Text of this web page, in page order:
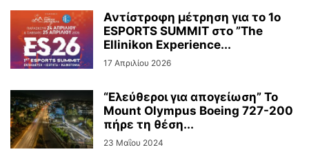
Αντίστροφη μέτρηση για το 1ο
ESPORTS SUMMIT στο ”The
Ellinikon Experience...
17 Απριλίου 2026
“Ελεύθεροι για απογείωση” Το
Mount Olympus Boeing 727-200
πήρε τη θέση...
23 Μαΐου 2024